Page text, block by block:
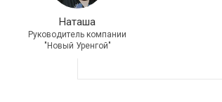
Наташа
Руководитель компании
"Новый Уренгой"